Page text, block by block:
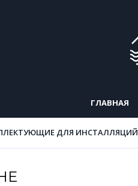
ГЛАВНАЯ
ДЛЯ ИНСТАЛЛЯЦИЙ